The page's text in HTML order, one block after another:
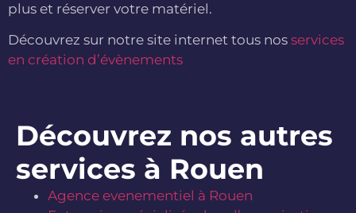
plus et réserver votre matériel.
Découvrez sur notre site internet tous nos services
en création d’évènements
Découvrez nos autres
services à Rouen
Agence evenementiel à Rouen